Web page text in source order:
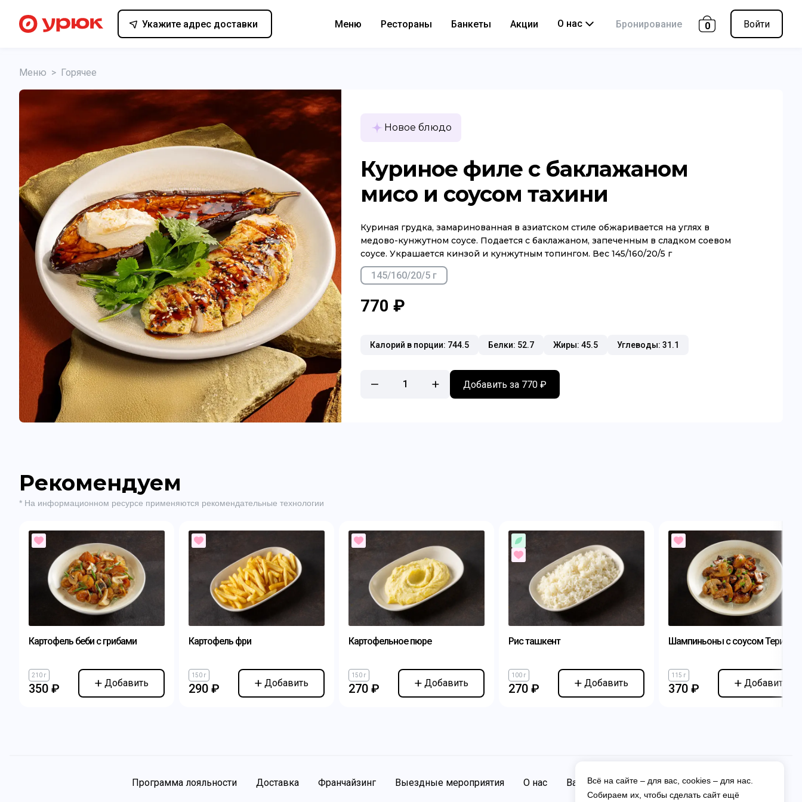
Укажите адрес доставки Меню Рестораны Банкеты Акции О нас Бронирование 0 Войти
Меню > Горячее
Новое блюдо
Куриное филе с баклажаном
мисо и соусом тахини
Куриная грудка, замаринованная в азиатском стиле обжаривается на углях в
медово-кунжутном соусе. Подается с баклажаном, запеченным в сладком соевом
соусе. Украшается кинзой и кунжутным топингом. Вес 145/160/20/5 г
145/160/20/5 г
770 ₽
Калорий в порции: 744.5 Белки: 52.7 Жиры: 45.5 Углеводы: 31.1
1 Добавить за 770 ₽
Рекомендуем
* На информационном ресурсе применяются рекомендательные технологии
Картофель беби с грибами
210 г
350 ₽ Добавить
Картофель фри
150 г
290 ₽ Добавить
Картофельное пюре
150 г
270 ₽ Добавить
Рис ташкент
100 г
270 ₽ Добавить
Шампиньоны с соусом Терияки
115 г
370 ₽ Добавить
Программа лояльности Доставка Франчайзинг Выездные мероприятия О нас Вакансии Контакты
Всё на сайте – для вас, cookies – для нас.
Собираем их, чтобы сделать сайт ещё